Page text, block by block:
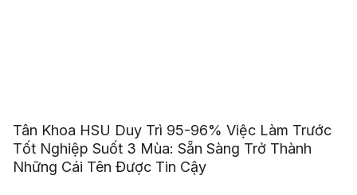
Tân Khoa HSU Duy Trì 95-96% Việc Làm Trước
Tốt Nghiệp Suốt 3 Mùa: Sẵn Sàng Trở Thành
Những Cái Tên Được Tin Cậy